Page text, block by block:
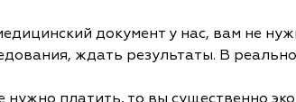
документ у нас, вам не
ждать результаты. В
нужно платить, то вы существенно